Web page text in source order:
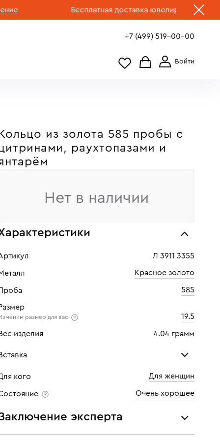
Бесплатная доставка ювелирных изделий по
+7 (499) 519-00-00
Кольцо из золота 585 пробы с
раухтопазами и
Нет в наличии
Л 3911 3355
Красное золото
585
размер для вас 19.5
изделия 4.04 грамм
Цитрин
Количество 9 шт
Каратность 0,36
кого Для женщин
Очень хорошее
эксперта
украшения проходят экспертизу подлинности и